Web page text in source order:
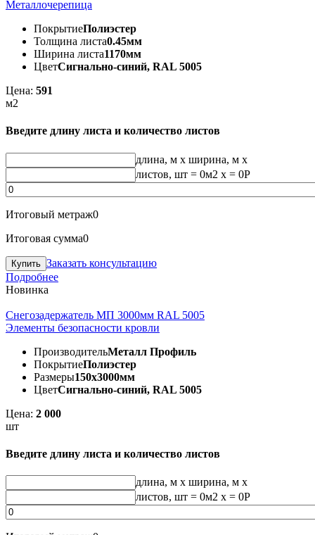
Металлочерепица
ПокрытиеПолиэстер
Толщина листа0.45мм
Ширина листа1170мм
ЦветСигнально-синий, RAL 5005
Цена: 591
м2
Введите длину листа и количество листов
длина, м x ширина, м x
листов, шт = 0м2 x = 0Р
Итоговый метраж0
Итоговая сумма0
Заказать консультацию
Подробнее
Новинка
Снегозадержатель МП 3000мм RAL 5005
Элементы безопасности кровли
ПроизводительМеталл Профиль
ПокрытиеПолиэстер
Размеры150х3000мм
ЦветСигнально-синий, RAL 5005
Цена: 2 000
шт
Введите длину листа и количество листов
длина, м x ширина, м x
листов, шт = 0м2 x = 0Р